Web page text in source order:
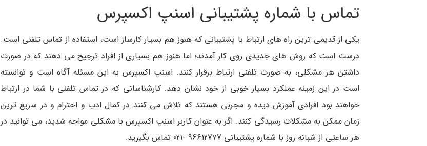
تماس با شماره پشتیبانی اسنپ اکسپرس
یکی از قدیمی ترین راه های ارتباط با پشتیبانی که هنوز هم بسیار کارساز است، استفاده از تماس تلفنی است.
درست است که روش های جدیدی روی کار آمدند؛ اما هنوز هم بسیاری از افراد ترجیح می دهند که در صورت
داشتن هر مشکلی، به صورت تلفنی ارتباط برقرار کنند. اسنپ اکسپرس به این مسئله آگاه است و توانسته
است در این زمینه عملکرد بسیار خوبی از خود نشان دهد. کارشناسانی که در تماس تلفنی با شما در ارتباط
خواهند بود افرادی آموزش دیده و مجربی هستند که تلاش می کنند در کمال ادب و احترام و در سریع ترین
زمان ممکن به مشکلات رسیدگی کنند. اگر به عنوان کاربر اسنپ اکسپرس با مشکلی مواجه شدید، می توانید در
هر ساعتی از شبانه روز با شماره پشتیبانی 96612777 -021 تماس بگیرید.